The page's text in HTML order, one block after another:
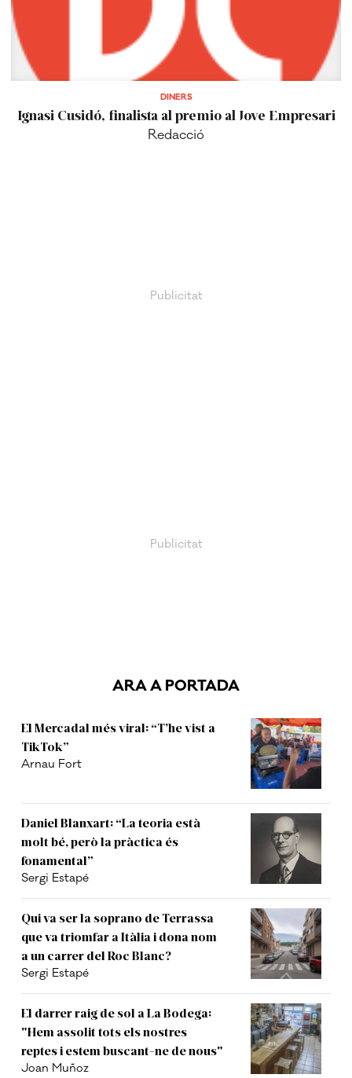
DINERS
Ignasi Cusidó, finalista al premio al Jove Empresari
Redacció
ARA A PORTADA
El Mercadal més viral: “T’he vist a
TikTok”
Arnau Fort
Daniel Blanxart: “La teoria està
molt bé, però la pràctica és
fonamental”
Sergi Estapé
Qui va ser la soprano de Terrassa
que va triomfar a Itàlia i dona nom
a un carrer del Roc Blanc?
Sergi Estapé
El darrer raig de sol a La Bodega:
"Hem assolit tots els nostres
reptes i estem buscant-ne de nous"
Joan Muñoz